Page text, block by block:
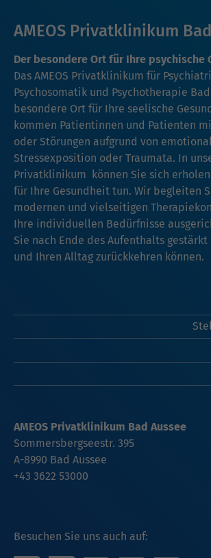
AMEOS Privatklinikum
Der besondere Ort für Ihre psychische
Das AMEOS Privatklinikum für
Psychosomatik und Psychotherapie
besondere Ort für Ihre seelische
kommen Patientinnen und Patienten
oder Störungen aufgrund von
Stressexposition oder Traumata. In
Privatklinikum können Sie sich
für Ihre Gesundheit tun. Wir begleiten
modernen und vielseitigen
Ihre individuellen Bedürfnisse
Sie nach Ende des Aufenthalts gestärkt
und Ihren Alltag zurückkehren können.
Besuchen Sie uns auch auf:
AMEOS Privatklinikum Bad Aussee
Sommersbergseestr. 395
A-8990 Bad Aussee
+43 3622 53000